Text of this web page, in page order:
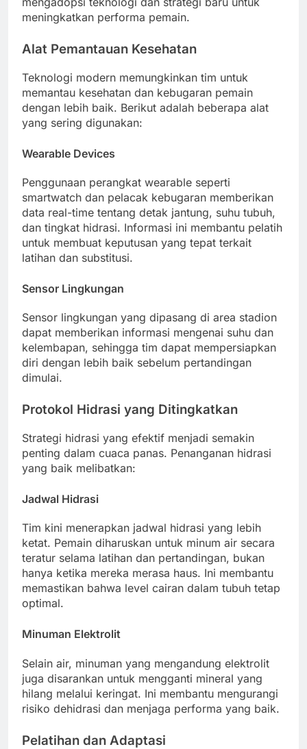
meningkatkan performa pemain.
Alat Pemantauan Kesehatan
Teknologi modern memungkinkan tim untuk
memantau kesehatan dan kebugaran pemain
dengan lebih baik. Berikut adalah beberapa alat
yang sering digunakan:
Wearable Devices
Penggunaan perangkat wearable seperti
smartwatch dan pelacak kebugaran memberikan
data real-time tentang detak jantung, suhu tubuh,
dan tingkat hidrasi. Informasi ini membantu pelatih
untuk membuat keputusan yang tepat terkait
latihan dan substitusi.
Sensor Lingkungan
Sensor lingkungan yang dipasang di area stadion
dapat memberikan informasi mengenai suhu dan
kelembapan, sehingga tim dapat mempersiapkan
diri dengan lebih baik sebelum pertandingan
dimulai.
Protokol Hidrasi yang Ditingkatkan
Strategi hidrasi yang efektif menjadi semakin
penting dalam cuaca panas. Penanganan hidrasi
yang baik melibatkan:
Jadwal Hidrasi
Tim kini menerapkan jadwal hidrasi yang lebih
ketat. Pemain diharuskan untuk minum air secara
teratur selama latihan dan pertandingan, bukan
hanya ketika mereka merasa haus. Ini membantu
memastikan bahwa level cairan dalam tubuh tetap
optimal.
Minuman Elektrolit
Selain air, minuman yang mengandung elektrolit
juga disarankan untuk mengganti mineral yang
hilang melalui keringat. Ini membantu mengurangi
risiko dehidrasi dan menjaga performa yang baik.
Pelatihan dan Adaptasi